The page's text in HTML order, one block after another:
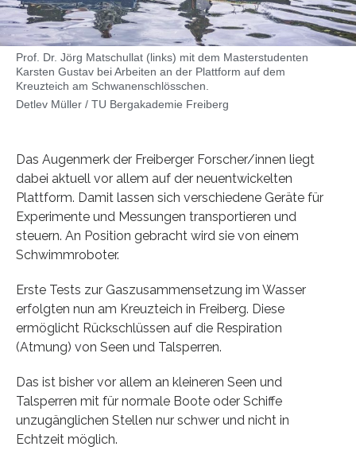
Prof. Dr. Jörg Matschullat (links) mit dem Masterstudenten
Karsten Gustav bei Arbeiten an der Plattform auf dem
Kreuzteich am Schwanenschlösschen.
Detlev Müller / TU Bergakademie Freiberg
Das Augenmerk der Freiberger Forscher/innen liegt
dabei aktuell vor allem auf der neuentwickelten
Plattform. Damit lassen sich verschiedene Geräte für
Experimente und Messungen transportieren und
steuern. An Position gebracht wird sie von einem
Schwimmroboter.
Erste Tests zur Gaszusammensetzung im Wasser
erfolgten nun am Kreuzteich in Freiberg. Diese
ermöglicht Rückschlüssen auf die Respiration
(Atmung) von Seen und Talsperren.
Das ist bisher vor allem an kleineren Seen und
Talsperren mit für normale Boote oder Schiffe
unzugänglichen Stellen nur schwer und nicht in
Echtzeit möglich.